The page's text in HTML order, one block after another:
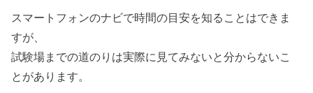
スマートフォンのナビで時間の目安を知ることはできま
すが、
試験場までの道のりは実際に見てみないと分からないこ
とがあります。